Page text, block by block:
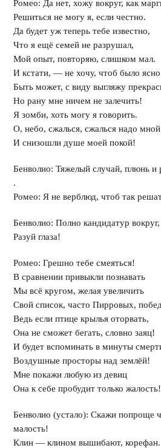
Ромео: Да нет, хожу вокруг, как
Решиться не могу я, если честно.
Да будет уж теперь тебе известно,
Что я ещё семей не разрушал,
Мой опыт, повторяю, слишком мал.
И кстати, — не хочу, чтоб было
Быть может, с виду выгляжу
Но рану мне ничем не залечить!
Я зомби, хоть могу я говорить.
О, небо, сжалься, сжалься надо
И снизошли душе моей покой!
Бенволио: Тяжелый случай, плюнь и
.
Ромео: Я не верблюд, чтоб так
Бенволио: Полно кандидатур
Разуй глаза!
Ромео: Грешно тебе смеяться!
В сравнении привыкли познавать
Мы всё кругом, желая увеличить
Свой список, часто Пирровых,
Ведь если птице крылья оторвать,
Она не сможет бегать, словно заяц!
И будет вспоминать в минуты
Воздушные просторы над землёй!
Мне покажи любую из девиц
Она к себе пробудит только жалость!
Бенволио (устало): Скажи попроще
малость!
Клин — клином вышибают, корефан.